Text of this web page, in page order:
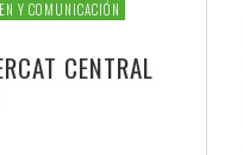
Y COMUNICACIÓN
CENTRAL